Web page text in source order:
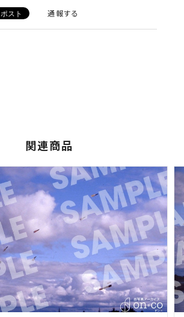
通報する
関連商品